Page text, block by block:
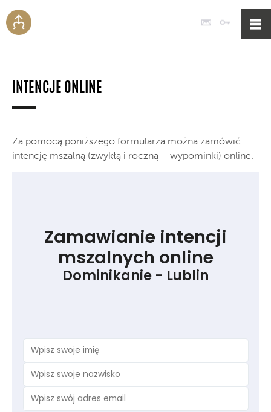
Poczta
INTENCJE ONLINE
Za pomocą poniższego formularza można zamówić
intencję mszalną (zwykłą i roczną – wypominki) online.